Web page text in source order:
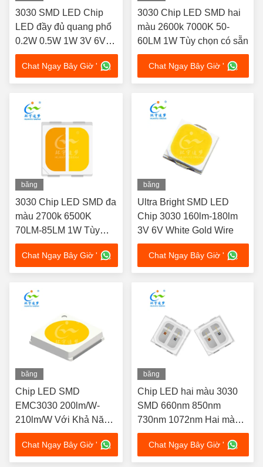
hình
3030 SMD LED Chip
LED đầy đủ quang phổ
0.2W 0.5W 1W 3V 6V
36V cho ánh sáng trong
nhà / ngoài trời
Chat Ngay Bây Giờ '
hình
3030 Chip LED SMD hai
màu 2600k 7000K 50-
60LM 1W Tùy chọn có sẵn
Chat Ngay Bây Giờ '
băng
hình
3030 Chip LED SMD đa
màu 2700k 6500K
70LM-85LM 1W Tùy
chọn
Chat Ngay Bây Giờ '
băng
hình
Ultra Bright SMD LED
Chip 3030 160lm-180lm
3V 6V White Gold Wire
Chat Ngay Bây Giờ '
băng
hình
Chip LED SMD
EMC3030 200lm/W-
210lm/W Với Khả Năng
Tản Nhiệt Tuyệt Vời
Chat Ngay Bây Giờ '
băng
hình
Chip LED hai màu 3030
SMD 660nm 850nm
730nm 1072nm Hai màu
Phạm vi tùy chỉnh có sẵn
1W Cho mũ trị liệu
Chat Ngay Bây Giờ '